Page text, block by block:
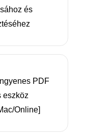
és
PDF
eszköz
Online]